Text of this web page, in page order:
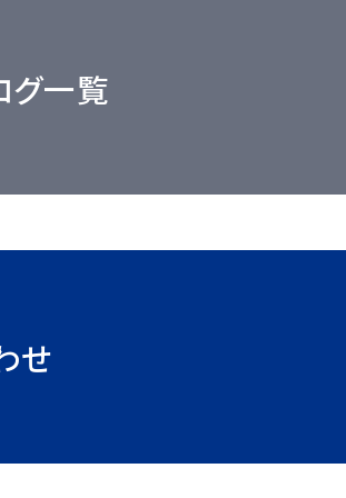
グ一覧
せ